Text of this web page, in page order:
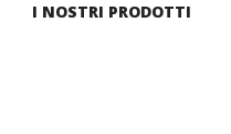
I NOSTRI PRODOTTI